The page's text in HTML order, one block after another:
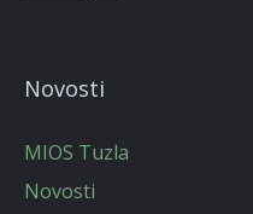
Novosti
MIOS Tuzla
Novosti